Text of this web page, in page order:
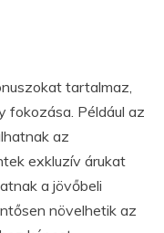
tartalmaz,
fokozása. Például az
az
exkluzív árukat
a jövőbeli
növelhetik az